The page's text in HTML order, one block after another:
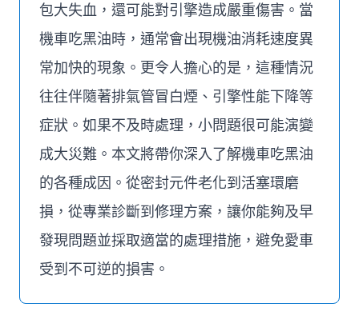
包大失血，還可能對引擎造成嚴重傷害。當
機車吃黑油時，通常會出現機油消耗速度異
常加快的現象。更令人擔心的是，這種情況
往往伴隨著排氣管冒白煙、引擎性能下降等
症狀。如果不及時處理，小問題很可能演變
成大災難。本文將帶你深入了解機車吃黑油
的各種成因。從密封元件老化到活塞環磨
損，從專業診斷到修理方案，讓你能夠及早
發現問題並採取適當的處理措施，避免愛車
受到不可逆的損害。